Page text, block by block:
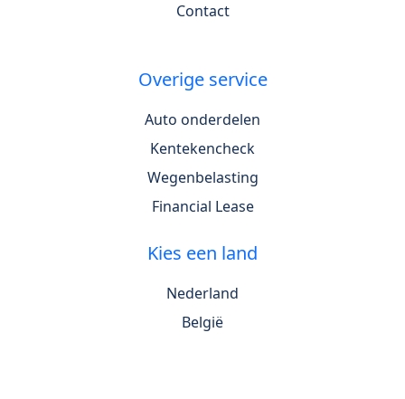
Contact
Overige service
Auto onderdelen
Kentekencheck
Wegenbelasting
Financial Lease
Kies een land
Nederland
België